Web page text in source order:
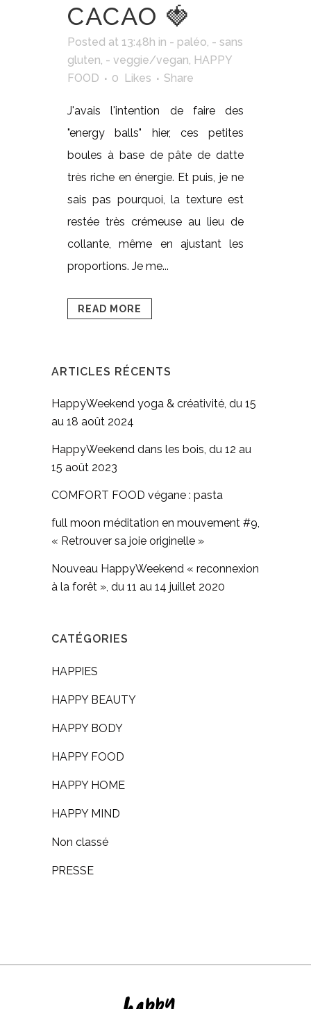
CACAO 🍓
Posted at 13:48h in - paléo, - sans
gluten, - veggie/vegan, HAPPY
FOOD
0 Likes Share
J'avais l'intention de faire des
"energy balls" hier, ces petites
boules à base de pâte de datte
très riche en énergie. Et puis, je ne
sais pas pourquoi, la texture est
restée très crémeuse au lieu de
collante, même en ajustant les
proportions. Je me...
READ MORE
ARTICLES RÉCENTS
HappyWeekend yoga & créativité, du 15
au 18 août 2024
HappyWeekend dans les bois, du 12 au
15 août 2023
COMFORT FOOD végane : pasta
full moon méditation en mouvement #9,
« Retrouver sa joie originelle »
Nouveau HappyWeekend « reconnexion
à la forêt », du 11 au 14 juillet 2020
CATÉGORIES
HAPPIES
HAPPY BEAUTY
HAPPY BODY
HAPPY FOOD
HAPPY HOME
HAPPY MIND
Non classé
PRESSE